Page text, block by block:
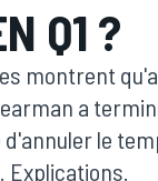
Q1 ?
montrent
a
le
Explications.